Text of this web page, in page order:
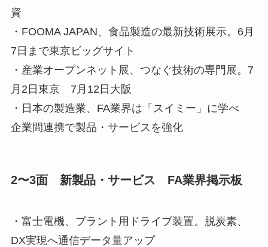
資
・FOOMA JAPAN、食品製造の最新技術展示。6月
7日まで東京ビッグサイト
・産業オープンネット展、つなぐ技術の専門展。7
月2日東京 7月12日大阪
・日本の製造業、FA業界は「スイミー」に学べ
企業間連携で製品・サービスを強化
2〜3面 新製品・サービス FA業界掲示板
・富士電機、プラント用ドライブ装置。脱炭素、
DX実現へ通信データ量アップ